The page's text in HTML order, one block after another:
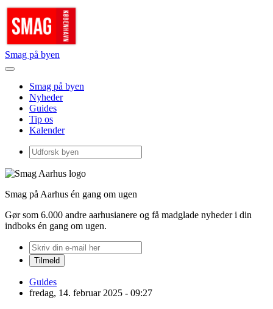
Smag på byen
Smag på byen
Nyheder
Guides
Tip os
Kalender
Smag på Aarhus én gang om ugen
Gør som 6.000 andre aarhusianere og få madglade nyheder i din
indboks én gang om ugen.
Guides
fredag, 14. februar 2025 - 09:27